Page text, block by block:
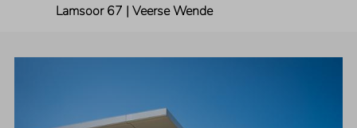
Lamsoor 67 | Veerse Wende